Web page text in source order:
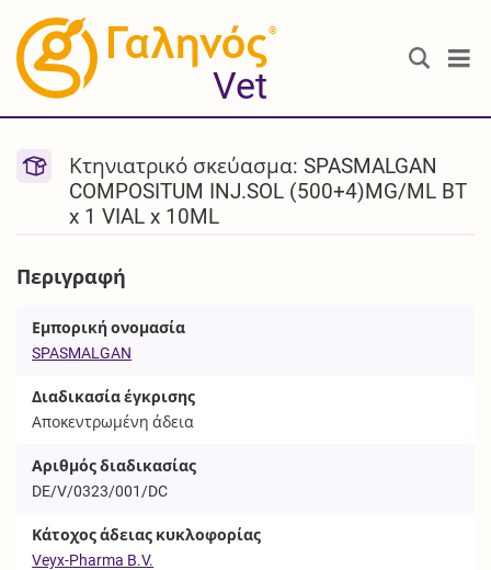
®
Vet
Κτηνιατρικό σκεύασμα: SPASMALGAN
COMPOSITUM INJ.SOL (500+4)MG/ML BT
x 1 VIAL x 10ML
Περιγραφή
Εμπορική ονομασία
SPASMALGAN
Διαδικασία έγκρισης
Αποκεντρωμένη άδεια
Αριθμός διαδικασίας
DE/V/0323/001/DC
Κάτοχος άδειας κυκλοφορίας
Veyx-Pharma B.V.